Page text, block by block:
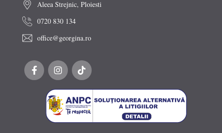
Aleea Strejnic, Ploiesti
0720 830 134
office@georgina.ro